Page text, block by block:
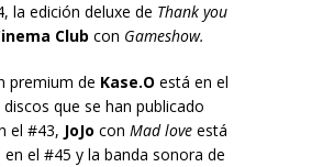
la edición deluxe de Thank you
Club con Gameshow.
premium de Kase.O está en el
que se han publicado
el #43, JoJo con Mad loveestá
el #45 y la banda sonora de